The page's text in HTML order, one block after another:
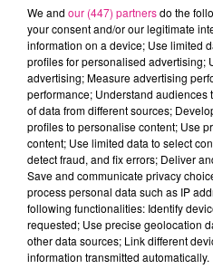
vous souhaitez
votre accord en
Afficher
FIL ACTUS
7 août 2026
Lorraine : une journée pas comme
6 août 2026
Metz : une distribution de lunette
We and our (447) partnersdo the
your consent and/or our legitimate
information on a device; Use limited
profiles for personalised advertising;
advertising; Measure advertising
performance; Understand audiences
of data from different sources;
profiles to personalise content; Use
content; Use limited data to select
detect fraud, and fix errors; Deliver
Save and communicate privacy
process personal data such as IP
following functionalities: Identify
requested; Use precise geolocation
other data sources; Link different
information transmitted automatically.